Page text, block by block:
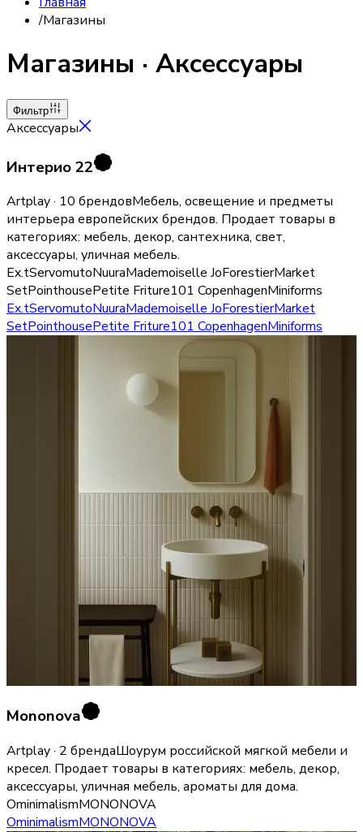
/Магазины
Магазины · Аксессуары
Фильтр
Аксессуары
Интерио 22
Artplay · 10 брендовМебель, освещение и предметы
интерьера европейских брендов. Продает товары в
категориях: мебель, декор, сантехника, свет,
аксессуары, уличная мебель.
Ex.tServomutoNuuraMademoiselle JoForestierMarket
SetPointhousePetite Friture101 CopenhagenMiniforms
Ex.tServomutoNuuraMademoiselle JoForestierMarket
SetPointhousePetite Friture101 CopenhagenMiniforms
Mononova
Artplay · 2 брендаШоурум российской мягкой мебели и
кресел. Продает товары в категориях: мебель, декор,
аксессуары, уличная мебель, ароматы для дома.
OminimalismMONONOVA
OminimalismMONONOVA